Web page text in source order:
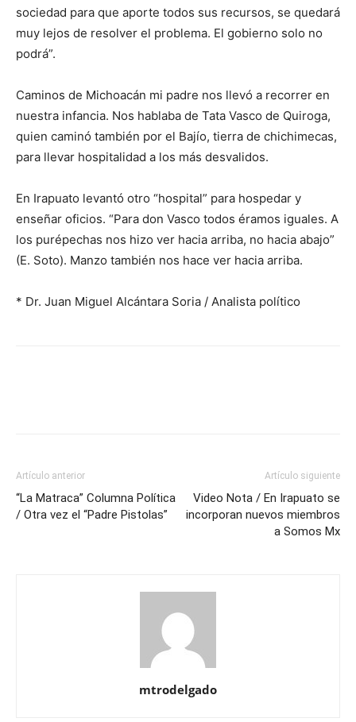
sociedad para que aporte todos sus recursos, se quedará
muy lejos de resolver el problema. El gobierno solo no
podrá”.
Caminos de Michoacán mi padre nos llevó a recorrer en
nuestra infancia. Nos hablaba de Tata Vasco de Quiroga,
quien caminó también por el Bajío, tierra de chichimecas,
para llevar hospitalidad a los más desvalidos.
En Irapuato levantó otro “hospital” para hospedar y
enseñar oficios. “Para don Vasco todos éramos iguales. A
los purépechas nos hizo ver hacia arriba, no hacia abajo”
(E. Soto). Manzo también nos hace ver hacia arriba.
* Dr. Juan Miguel Alcántara Soria / Analista político
Artículo anterior
“La Matraca” Columna Política
/ Otra vez el “Padre Pistolas”
Artículo siguiente
Video Nota / En Irapuato se
incorporan nuevos miembros
a Somos Mx
mtrodelgado